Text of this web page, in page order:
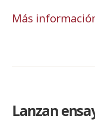
Más
Lanzan